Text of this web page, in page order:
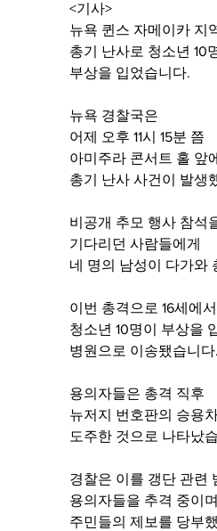
<기사>
뉴욕 퀸스 자메이카 지
총기 난사로 청소년 10
부상을 입었습니다.
뉴욕 경찰국은
어제 오후 11시 15분 쯤
아미주라 콘서트 홀 앞
총기 난사 사건이 발생
비공개 추모 행사 참석
기다리던 사람들에게
네 명의 남성이 다가와
이번 총격으로 16세에서
청소년 10명이 부상을
병원으로 이송됐습니다.
용의자들은 총격 직후
뉴저지 번호판의 승용
도주한 것으로 나타났
경찰은 이를 갱단 관련
용의자들을 추격 중이며
주민들의 제보를 당부